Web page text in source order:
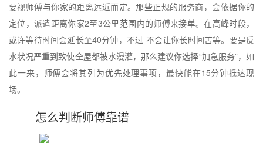
要视师傅与你家的距离远近而定。那些正规的服务商，会依据你的
定位，派遣距离你家2至3公里范围内的师傅来接单。在高峰时段，
或许等待时间会延长至40分钟，不过 不会让你长时间苦等。要是反
水状况严重到致使全屋都被水漫灌，那么建议你选择“加急服务”，如
此一来，师傅会将其列为优先处理事项，最快能在15分钟抵达现
场。
怎么判断师傅靠谱